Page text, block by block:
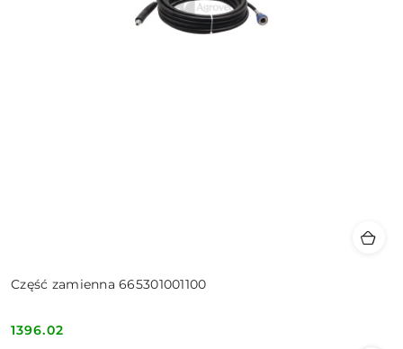
Część zamienna 665301001100
Cena:
1396.02